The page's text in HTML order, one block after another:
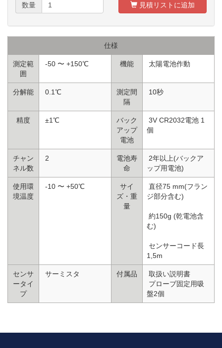
数量 見積リストに追加
仕様
測定範
囲
-50 〜 +150℃ 機能 太陽電池作動
分解能 0.1℃
測定間
隔
10秒
精度 ±1℃
バック
アップ
電池
3V CR2032電池 1
個
チャン
ネル数
2
電池寿
命
2年以上(バックア
ップ用電池)
使用環
境温度
-10 〜 +50℃
サイ
ズ・重
量
直径75 mm(フラン
ジ部分含む)
約150g (乾電池含
む)
センサーコード長
1,5m
センサ
ータイ
プ
サーミスタ 付属品
取扱い説明書
プローブ固定用吸
盤2個